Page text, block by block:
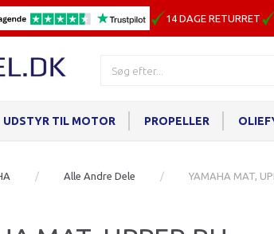
14 DAGE RETURRET
UDSTYR TIL MOTOR PROPELLER
Alle Andre Dele YAMAHA MAT,